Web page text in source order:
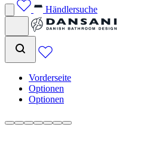
Händlersuche
Vorderseite
Optionen
Optionen